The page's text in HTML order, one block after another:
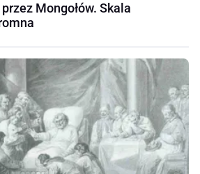
Mongołów. Skala